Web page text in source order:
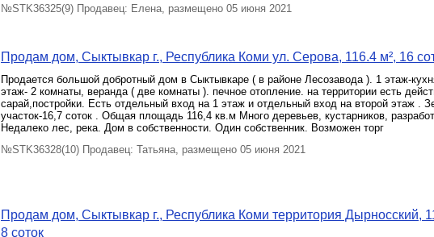
№STK36325(9) Продавец: Елена, размещено 05 июня 2021
Продам дом, Сыктывкар г., Республика Коми ул. Серова, 116.4 м², 16
Продается большой добротный дом в Сыктывкаре ( в районе Лесозавода ). 1 этаж-
этаж- 2 комнаты, веранда ( две комнаты ). печное отопление. на территории есть
сарай,постройки. Есть отдельный вход на 1 этаж и отдельный вход на второй этаж .
участок-16,7 соток . Общая площадь 116,4 кв.м Много деревьев, кустарников,
Недалеко лес, река. Дом в собственности. Один собственник. Возможен торг
№STK36328(10) Продавец: Татьяна, размещено 05 июня 2021
Продам дом, Сыктывкар г., Республика Коми территория Дырносский,
8 соток